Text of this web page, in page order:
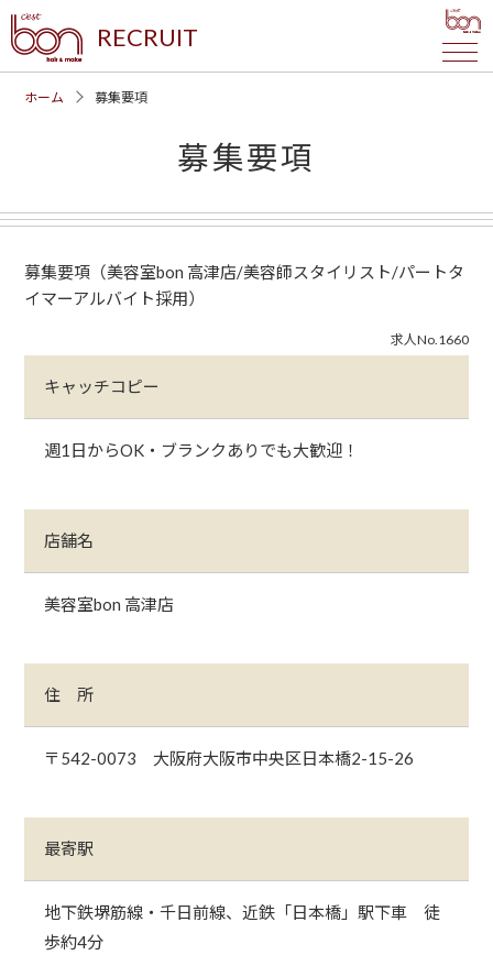
RECRUIT
ホーム 募集要項
募集要項
募集要項（美容室bon 高津店/美容師スタイリスト/パートタ
イマーアルバイト採用）
求人No.1660
キャッチコピー
週1日からOK・ブランクありでも大歓迎！
店舗名
美容室bon 高津店
住 所
〒542-0073 大阪府大阪市中央区日本橋2-15-26
最寄駅
地下鉄堺筋線・千日前線、近鉄「日本橋」駅下車 徒
歩約4分